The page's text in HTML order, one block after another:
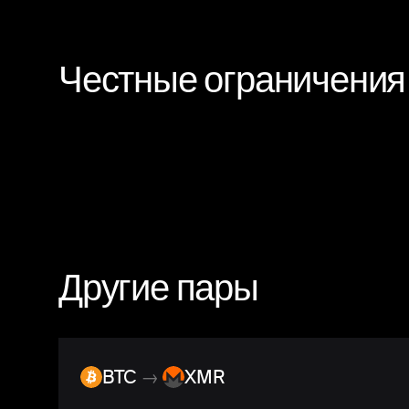
Честные ограничения
Другие пары
BTC → XMR